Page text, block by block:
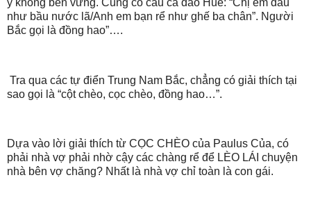
như bầu nước lã/Anh em bạn rể như ghế ba chân”. Người
Bắc gọi là đồng hao”….
Tra qua các tự điển Trung Nam Bắc, chẳng có giải thích tại
sao gọi là “cột chèo, cọc chèo, đồng hao…”.
Dựa vào lời giải thích từ CỌC CHÈO của Paulus Của, có
phải nhà vợ phải nhờ cậy các chàng rể để LÈO LÁI chuyện
nhà bên vợ chăng? Nhất là nhà vợ chỉ toàn là con gái.